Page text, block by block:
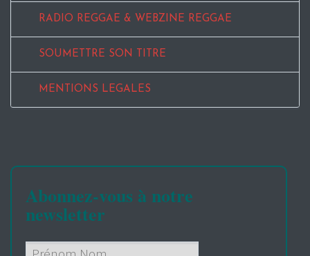
RADIO REGGAE & WEBZINE REGGAE
SOUMETTRE SON TITRE
MENTIONS LEGALES
Abonnez-vous à notre
newsletter